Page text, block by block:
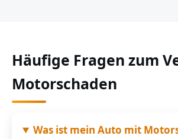
Häufige Fragen zum
Motorschaden
Was ist mein Auto mit